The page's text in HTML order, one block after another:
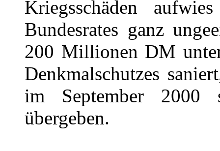
Kriegsschäden
Bundesrates ganz
200 Millionen DM
Denkmalschutzes
im September 2000
übergeben.